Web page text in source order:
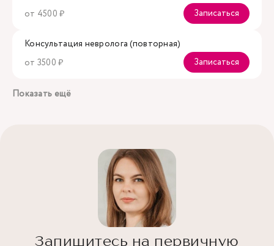
от 4500 ₽
Записаться
Консультация невролога (повторная)
от 3500 ₽
Записаться
Показать ещё
Запишитесь на первичную